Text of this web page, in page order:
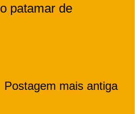
patamar de
Postagem mais antiga